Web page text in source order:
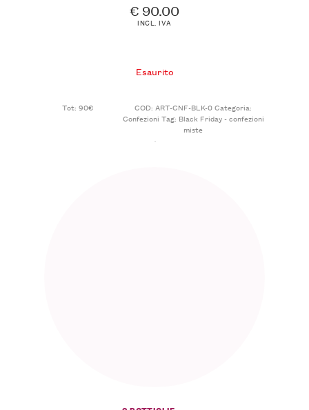
€ 90.00
INCL. IVA
Esaurito
Tot: 90€ COD:ART-CNF-BLK-0Categoria:
Confezioni Tag: Black Friday - confezioni
miste